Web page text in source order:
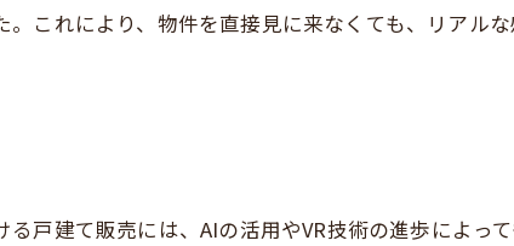
。これにより、物件を直接見に来なくても、リアル
戸建て販売には、AIの活用やVR技術の進歩によっ